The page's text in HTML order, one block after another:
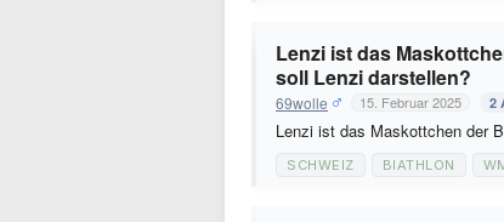
Lenzi ist das
soll Lenzi darstellen?
69wolle 15. Februar 2025 2
Lenzi ist das Maskottchen der
SCHWEIZ BIATHLON